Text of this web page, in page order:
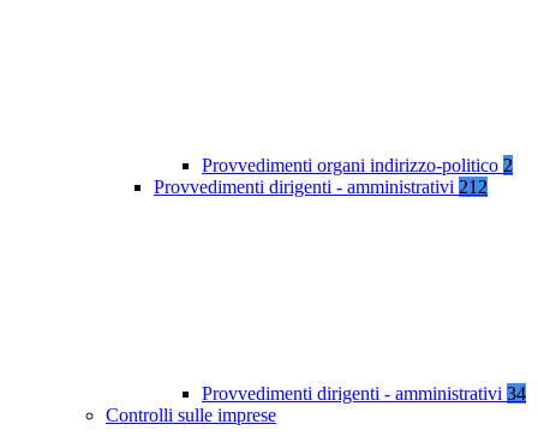
Provvedimenti organi indirizzo-politico 2
Provvedimenti dirigenti - amministrativi 212
Provvedimenti dirigenti - amministrativi 34
Controlli sulle imprese